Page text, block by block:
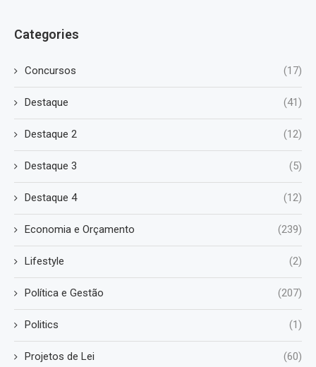
Categories
Concursos (17)
Destaque (41)
Destaque 2 (12)
Destaque 3 (5)
Destaque 4 (12)
Economia e Orçamento (239)
Lifestyle (2)
Política e Gestão (207)
Politics (1)
Projetos de Lei (60)